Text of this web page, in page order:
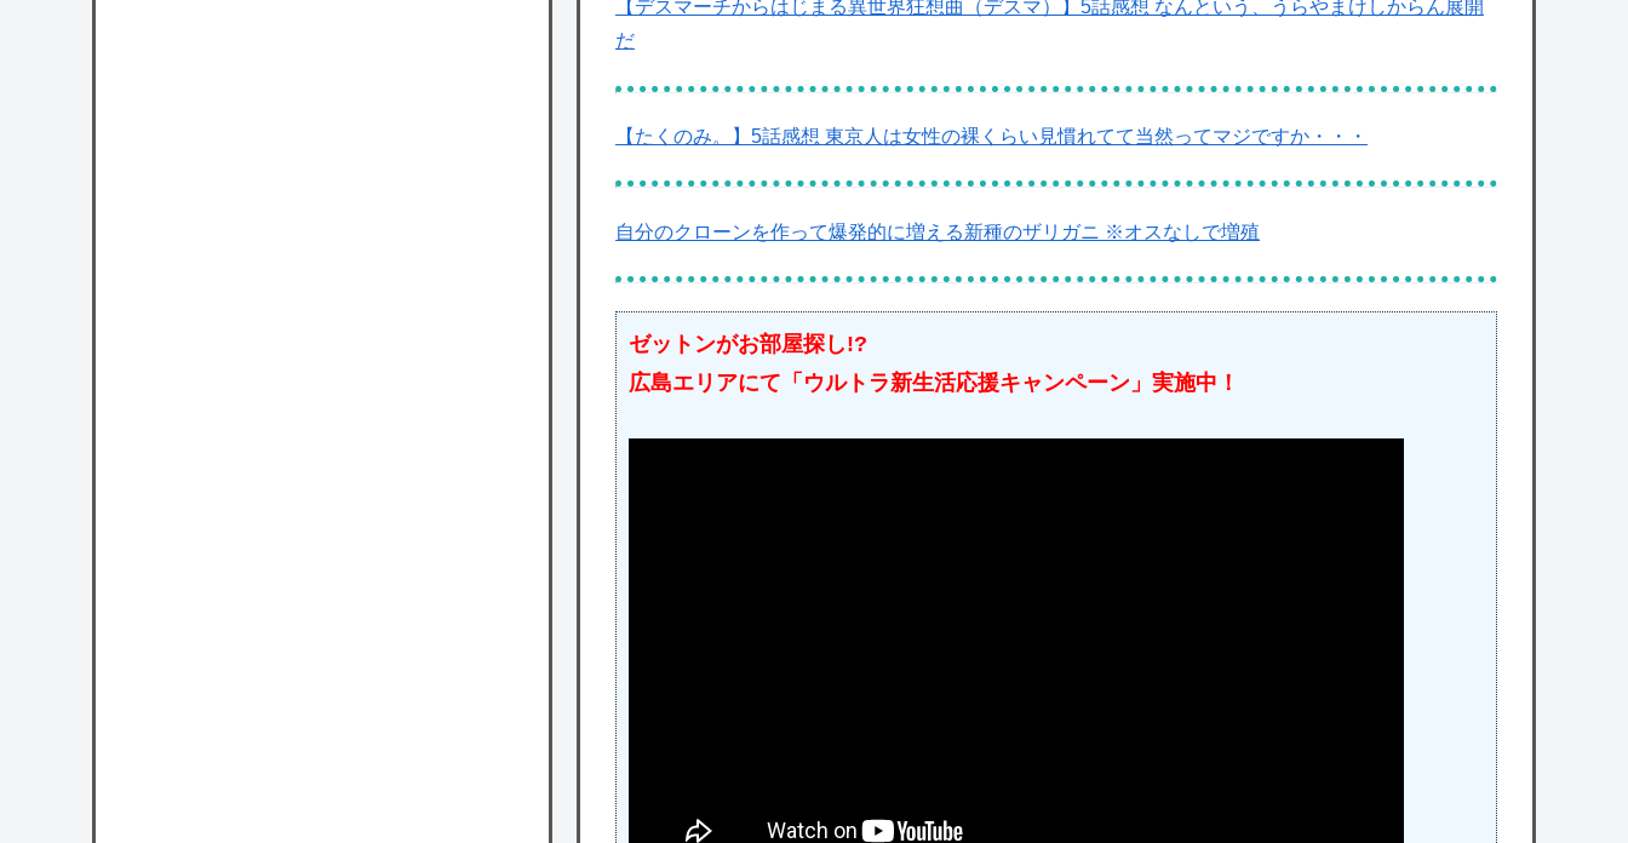
【デスマーチからはじまる異世界狂想曲（デスマ）】5話感想 なんという、うらやまけしからん展開
だ
【たくのみ。】5話感想 東京人は女性の裸くらい見慣れてて当然ってマジですか・・・
自分のクローンを作って爆発的に増える新種のザリガニ ※オスなしで増殖
ゼットンがお部屋探し!?
広島エリアにて「ウルトラ新生活応援キャンペーン」実施中！